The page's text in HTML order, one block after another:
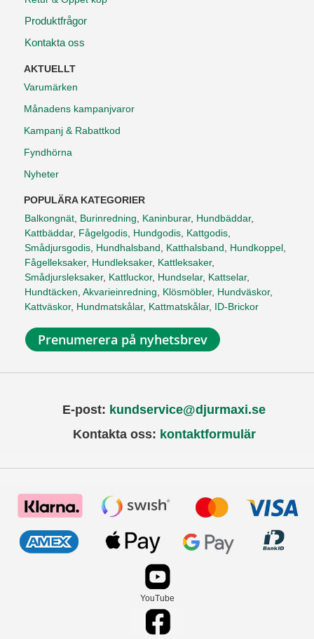
Produktfrågor
Kontakta oss
AKTUELLT
Varumärken
Månadens kampanjvaror
Kampanj & Rabattkod
Fyndhörna
Nyheter
POPULÄRA KATEGORIER
Balkongnät, Burinredning, Kaninburar, Hundbäddar,
Kattbäddar, Fågelgodis, Hundgodis, Kattgodis,
Smådjursgodis, Hundhalsband, Katthalsband, Hundkoppel,
Fågelleksaker, Hundleksaker, Kattleksaker,
Smådjursleksaker, Kattluckor, Hundselar, Kattselar,
Hundtäcken, Akvarieinredning, Klösmöbler, Hundväskor,
Kattväskor, Hundmatskålar, Kattmatskålar, ID-Brickor
Prenumerera på nyhetsbrev
E-post: kundservice@djurmaxi.se
Kontakta oss: kontaktformulär
YouTube